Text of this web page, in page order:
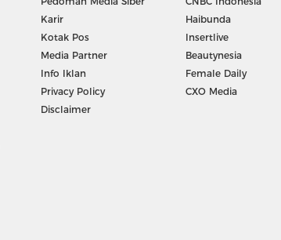
Karir
Kotak Pos
Media Partner
Info Iklan
Privacy Policy
Disclaimer
Haibunda
Insertlive
Beautynesia
Female Daily
CXO Media